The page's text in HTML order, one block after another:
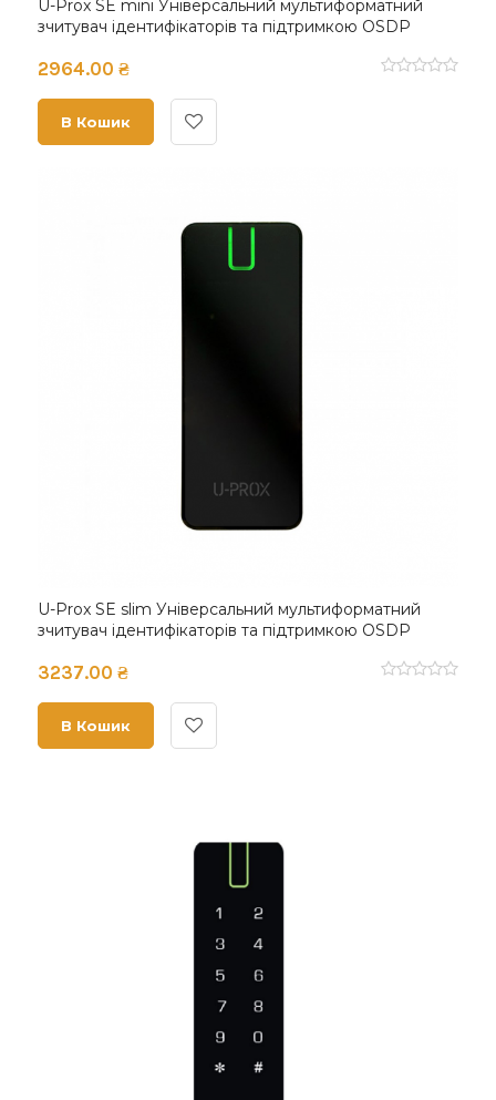
U-Prox SE mini Універсальний мультиформатний
зчитувач ідентифікаторів та підтримкою OSDP
2964.00 ₴
В Кошик
U-Prox SE slim Універсальний мультиформатний
зчитувач ідентифікаторів та підтримкою OSDP
3237.00 ₴
В Кошик